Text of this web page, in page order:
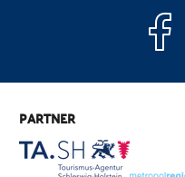
PARTNER